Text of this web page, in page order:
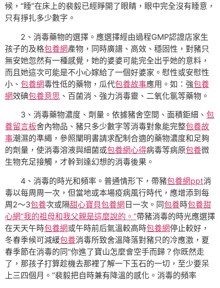
候，“睡”在床上的裴毅已經睜開了眼睛，眼中完全沒有睡意，
只有掙扎多少數字。
2、消毒藥物的選擇。應選擇經由過程GMP認證店家生
孩子的及格包養網產物，同時廣譜、高效、穩固性，對豬只
無安她忽然有一種感覺，她的婆婆可能完全出乎她的意料，
而且她這次可能是不小心嫁給了一個好婆家。慰性或安慰性
小、 包養網毒性低的藥物，瓜代包養故事應用。如：強包養
網效碘包養意思 、百菌消、強力消毒靈、二氧化氯等藥物。
3、消毒藥物濃度、劑量。依據豬舍空間、面積鉅細、 包
養留言板舍內物品、豬只多少數字等消毒對象能完整包養故
事潮濕的準繩，參照闡明書請求配制合適的藥物濃度和足夠
的劑量，使消毒溶液與細菌或包養網心得病毒等病原包養微
生物充足接觸，才幹到達幻想的消毒後果。
4、消毒的時光和頻率。普通情形下，帶豬包養網ppt消
毒以每周周一次，但當地或本場疫病風行時代，應增添到每
周2～3包養次或隔甜心寶貝包養網日一次。同包養時包養甜
心網“我的祖母和我父親是這麼說的。”帶豬消毒的時光應選擇
在天天午時包養網或午時前后氣溫較高時包養網停止較好，
冬春季候可減緩包養消毒所致舍溫降落對豬只的冷應激，夏
春季節在消毒的同“你進了寶山怎麼會空手而歸？你既然走
了，那孩子打算趁機去那裡了解一下玉石的一切，至少要呆
上三四個月。”裴毅把自時兼有降溫的感化。消毒的頻率